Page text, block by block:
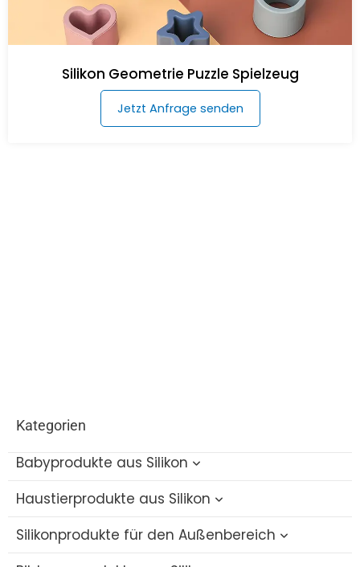
Kategorien
Babyprodukte aus Silikon
Baby-Badespielzeug aus Silikon
Silikon-Flaschenbürste
Haustierprodukte aus Silikon
Silikon-Katzenzahnspielzeug
Silikonprodukte für den Außenbereich
Silikon Geometrie Puzzle Spielzeug
Jetzt Anfrage senden